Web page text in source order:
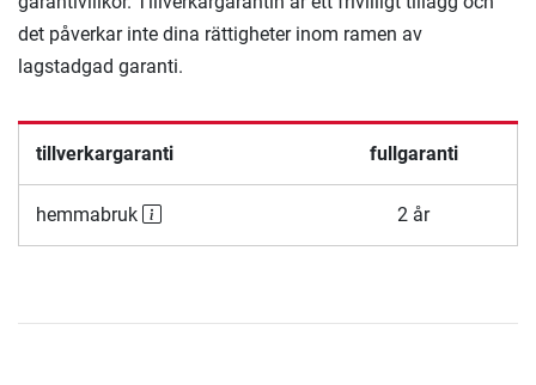
det påverkar inte dina rättigheter inom ramen av
lagstadgad garanti.
tillverkargaranti fullgaranti
hemmabruk 2 år